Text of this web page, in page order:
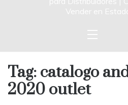
Vender en
Tag: catalogo
2020 outlet